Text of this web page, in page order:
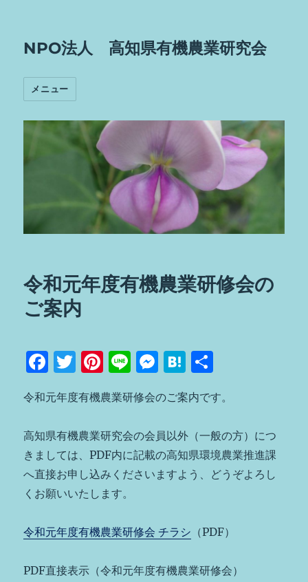
NPO法人 高知県有機農業研究会
メニュー
令和元年度有機農業研修会の
ご案内
F
c
e
b
o
o
T
it
te
r
Pi
te
re
st
Li
e
M
ss
e
n
g
H
at
e
n
a
令和元年度有機農業研修会のご案内です。
高知県有機農業研究会の会員以外（一般の方）につ
きましては、PDF内に記載の高知県環境農業推進課
へ直接お申し込みくださいますよう、どうぞよろし
くお願いいたします。
令和元年度有機農業研修会 チラシ （PDF）
PDF直接表示（令和元年度有機農業研修会）